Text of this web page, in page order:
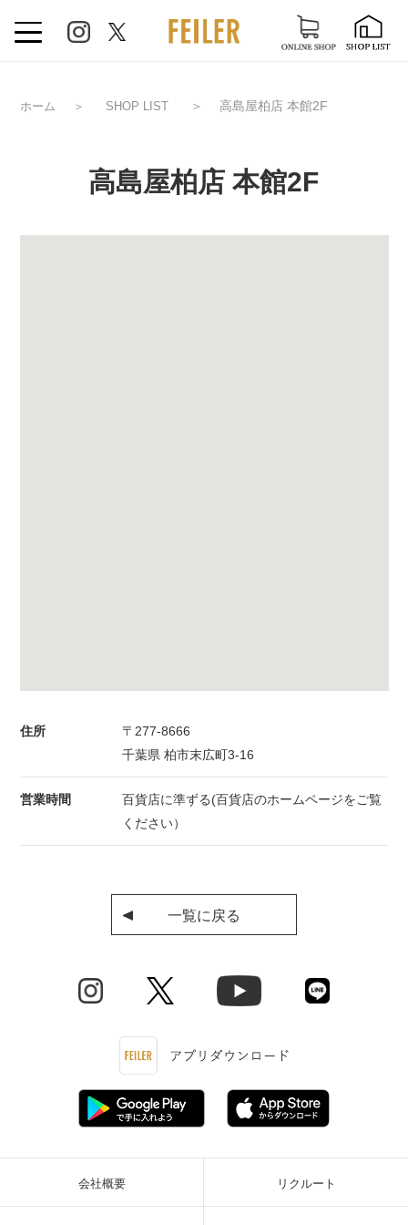
ホーム ＞ SHOP LIST ＞ 高島屋柏店 本館2F
高島屋柏店 本館2F
住所
〒277-8666
千葉県 柏市末広町3-16
営業時間
百貨店に準ずる(百貨店のホームページをご覧
ください）
一覧に戻る
会社概要 リクルート